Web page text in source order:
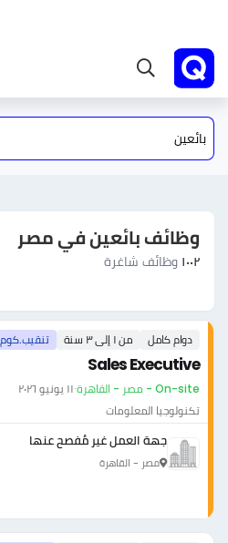
وظائف بائعين في مصر
١٠٠٢ وظائف شاغرة
دوام كامل من ١ إلى ٣ سنة تنقيب.كوم
Sales Executive
On-site - مصر - القاهرة ·١١ يونيو ٢٠٢٦
تكنولوجيا المعلومات
جهة العمل غير مُفصح عنها
مصر - القاهرة